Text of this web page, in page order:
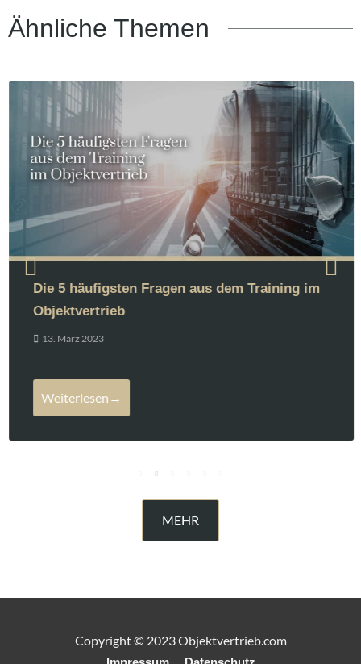
Ähnliche Themen
Die 5 häufigsten Fragen aus dem Training im
Objektvertrieb
13. März 2023
Weiterlesen→
Copyright © 2023 Objektvertrieb.com